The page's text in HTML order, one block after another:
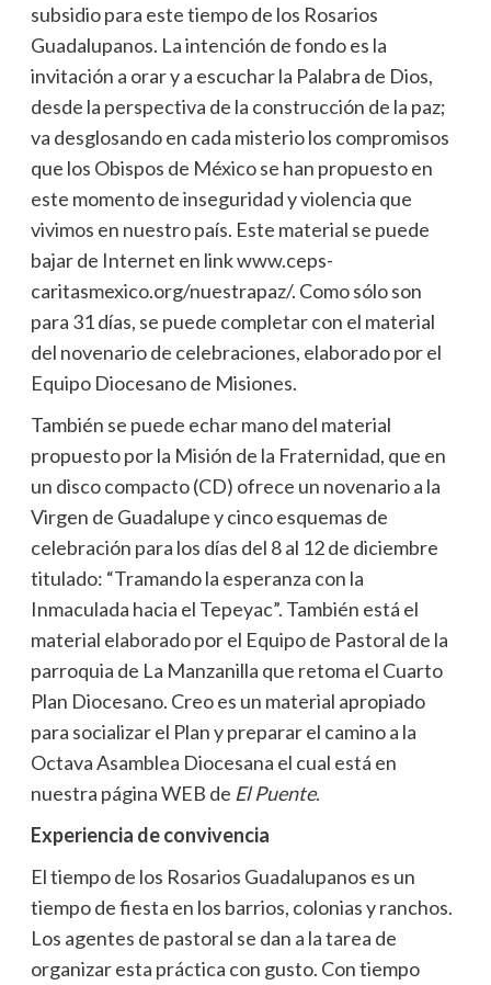
subsidio para este tiempo de los Rosarios
Guadalupanos. La intención de fondo es la
invitación a orar y a escuchar la Palabra de Dios,
desde la perspectiva de la construcción de la paz;
va desglosando en cada misterio los compromisos
que los Obispos de México se han propuesto en
este momento de inseguridad y violencia que
vivimos en nuestro país. Este material se puede
bajar de Internet en link www.ceps-
caritasmexico.org/nuestrapaz/. Como sólo son
para 31 días, se puede completar con el material
del novenario de celebraciones, elaborado por el
Equipo Diocesano de Misiones.
También se puede echar mano del material
propuesto por la Misión de la Fraternidad, que en
un disco compacto (CD) ofrece un novenario a la
Virgen de Guadalupe y cinco esquemas de
celebración para los días del 8 al 12 de diciembre
titulado: “Tramando la esperanza con la
Inmaculada hacia el Tepeyac”. También está el
material elaborado por el Equipo de Pastoral de la
parroquia de La Manzanilla que retoma el Cuarto
Plan Diocesano. Creo es un material apropiado
para socializar el Plan y preparar el camino a la
Octava Asamblea Diocesana el cual está en
nuestra página WEB de El Puente.
Experiencia de convivencia
El tiempo de los Rosarios Guadalupanos es un
tiempo de fiesta en los barrios, colonias y ranchos.
Los agentes de pastoral se dan a la tarea de
organizar esta práctica con gusto. Con tiempo